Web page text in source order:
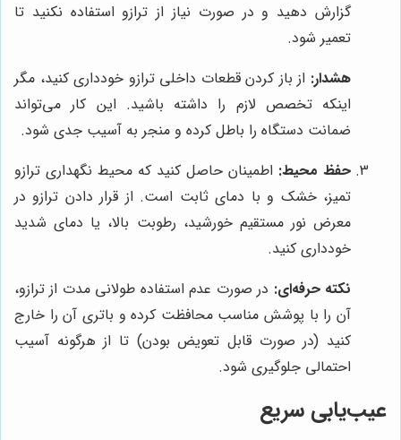
گزارش دهید و در صورت نیاز از ترازو استفاده نکنید تا
تعمیر شود.
هشدار: از باز کردن قطعات داخلی ترازو خودداری کنید، مگر
اینکه تخصص لازم را داشته باشید. این کار می‌تواند
ضمانت دستگاه را باطل کرده و منجر به آسیب جدی شود.
حفظ محیط: اطمینان حاصل کنید که محیط نگهداری ترازو
تمیز، خشک و با دمای ثابت است. از قرار دادن ترازو در
معرض نور مستقیم خورشید، رطوبت بالا، یا دمای شدید
خودداری کنید.
نکته حرفه‌ای: در صورت عدم استفاده طولانی مدت از ترازو،
آن را با پوشش مناسب محافظت کرده و باتری آن را خارج
کنید (در صورت قابل تعویض بودن) تا از هرگونه آسیب
احتمالی جلوگیری شود.
عیب‌یابی سریع